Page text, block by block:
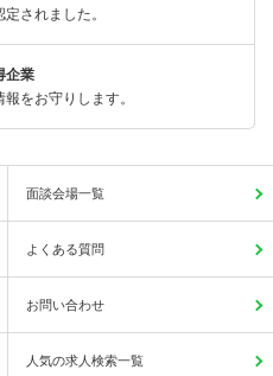
されました。
企業
をお守りします。
面談会場一覧
よくある質問
お問い合わせ
人気の求人検索一覧